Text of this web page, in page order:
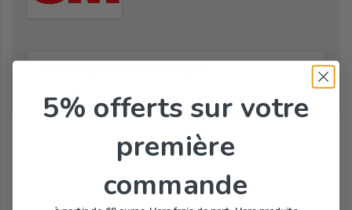
Toute la gamme de Sparadraps de 3M
5% offerts sur votre
première
commande